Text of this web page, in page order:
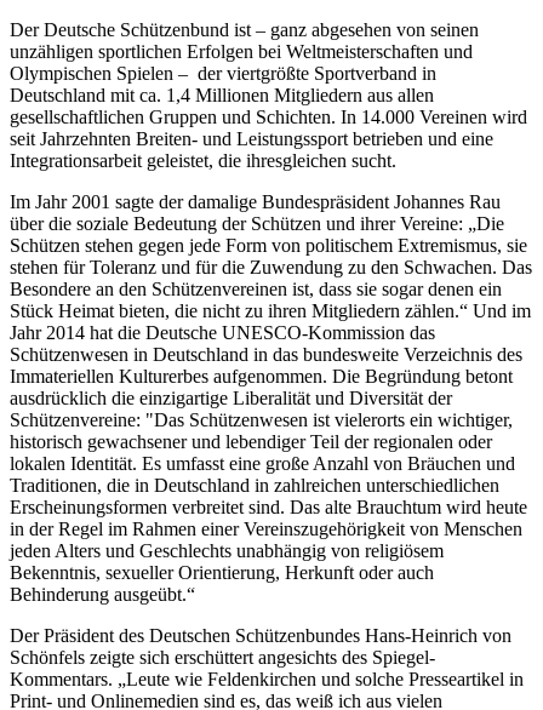
Der Deutsche Schützenbund ist – ganz abgesehen von seinen
unzähligen sportlichen Erfolgen bei Weltmeisterschaften und
Olympischen Spielen – der viertgrößte Sportverband in
Deutschland mit ca. 1,4 Millionen Mitgliedern aus allen
gesellschaftlichen Gruppen und Schichten. In 14.000 Vereinen wird
seit Jahrzehnten Breiten- und Leistungssport betrieben und eine
Integrationsarbeit geleistet, die ihresgleichen sucht.
Im Jahr 2001 sagte der damalige Bundespräsident Johannes Rau
über die soziale Bedeutung der Schützen und ihrer Vereine: „Die
Schützen stehen gegen jede Form von politischem Extremismus, sie
stehen für Toleranz und für die Zuwendung zu den Schwachen. Das
Besondere an den Schützenvereinen ist, dass sie sogar denen ein
Stück Heimat bieten, die nicht zu ihren Mitgliedern zählen.“ Und im
Jahr 2014 hat die Deutsche UNESCO-Kommission das
Schützenwesen in Deutschland in das bundesweite Verzeichnis des
Immateriellen Kulturerbes aufgenommen. Die Begründung betont
ausdrücklich die einzigartige Liberalität und Diversität der
Schützenvereine: "Das Schützenwesen ist vielerorts ein wichtiger,
historisch gewachsener und lebendiger Teil der regionalen oder
lokalen Identität. Es umfasst eine große Anzahl von Bräuchen und
Traditionen, die in Deutschland in zahlreichen unterschiedlichen
Erscheinungsformen verbreitet sind. Das alte Brauchtum wird heute
in der Regel im Rahmen einer Vereinszugehörigkeit von Menschen
jeden Alters und Geschlechts unabhängig von religiösem
Bekenntnis, sexueller Orientierung, Herkunft oder auch
Behinderung ausgeübt.“
Der Präsident des Deutschen Schützenbundes Hans-Heinrich von
Schönfels zeigte sich erschüttert angesichts des Spiegel-
Kommentars. „Leute wie Feldenkirchen und solche Presseartikel in
Print- und Onlinemedien sind es, das weiß ich aus vielen